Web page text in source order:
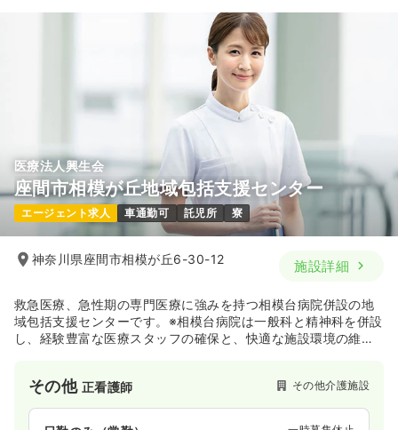
医療法人興生会
座間市相模が丘地域包括支援センター
エージェント求人 車通勤可 託児所 寮
神奈川県座間市相模が丘6-30-12 施設詳細
救急医療、急性期の専門医療に強みを持つ相模台病院併設の地
域包括支援センターです。※相模台病院は一般科と精神科を併設
し、経験豊富な医療スタッフの確保と、快適な施設環境の維持
その他 正看護師 その他介護施設